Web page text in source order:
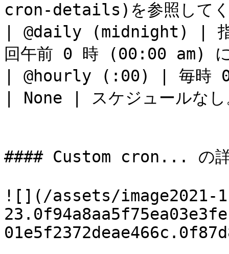
cron-details)を参照して
| @daily (midnight) | 指
回午前 0 時 (00:00 am)
| @hourly (:00) | 毎時
| None | スケジュールな
#### Custom cron... の
![](/assets/image2021-